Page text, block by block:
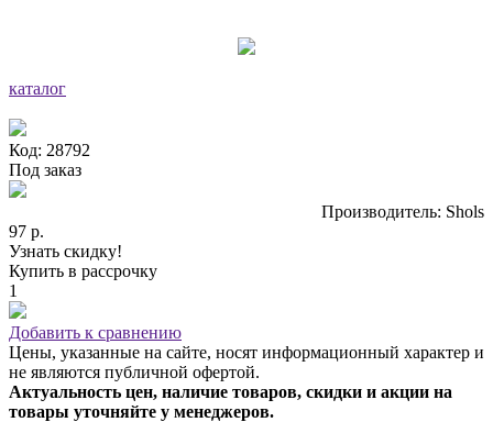
каталог
Код: 28792
Под заказ
Производитель: Shols
97 р.
Узнать скидку!
Купить в рассрочку
1
Добавить к сравнению
Цены, указанные на сайте, носят информационный характер и
не являются публичной офертой.
Актуальность цен, наличие товаров, скидки и акции на
товары уточняйте у менеджеров.